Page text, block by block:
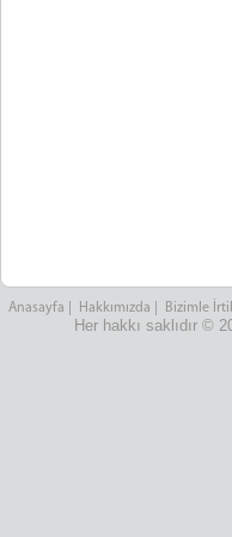
Anasayfa Hakkımızda Bizimle
Her hakkı saklıdır ©